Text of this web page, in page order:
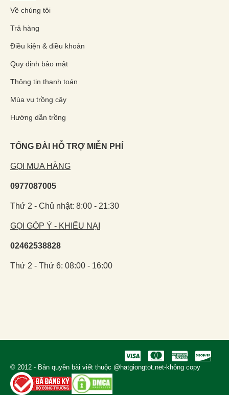
Về chúng tôi
Trả hàng
Điều kiện & điều khoản
Quy định bảo mật
Thông tin thanh toán
Mùa vụ trồng cây
Hướng dẫn trồng
TỔNG ĐÀI HỖ TRỢ MIỄN PHÍ
GỌI MUA HÀNG
0977087005
Thứ 2 - Chủ nhật: 8:00 - 21:30
GỌI GÓP Ý - KHIẾU NẠI
02462538828
Thứ 2 - Thứ 6: 08:00 - 16:00
© 2012 - Bản quyền bài viết thuộc @hatgiongtot.net-không copy